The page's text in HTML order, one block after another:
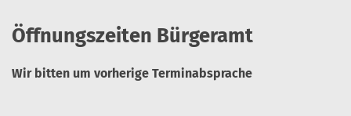
Öffnungszeiten Bürgeramt
Wir bitten um vorherige Terminabsprache